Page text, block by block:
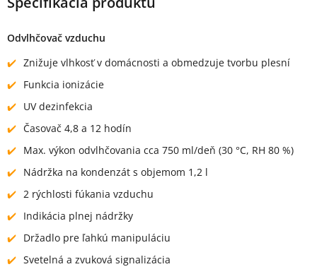
Odvlhčovač vzduchu
Znižuje vlhkosť v domácnosti a obmedzuje tvorbu plesní
Funkcia ionizácie
UV dezinfekcia
Časovač 4,8 a 12 hodín
Max. výkon odvlhčovania cca 750 ml/deň (30 °C, RH 80 %)
Nádržka na kondenzát s objemom 1,2 l
2 rýchlosti fúkania vzduchu
Indikácia plnej nádržky
Držadlo pre ľahkú manipuláciu
Svetelná a zvuková signalizácia